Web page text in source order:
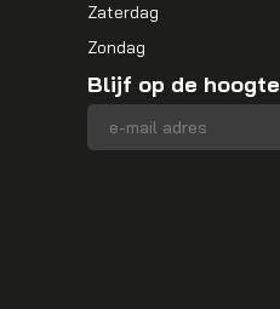
Zaterdag
Zondag
Blijf op de hoogte
E-mailadres